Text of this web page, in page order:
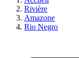
Rivière
Amazone
Rio Negro